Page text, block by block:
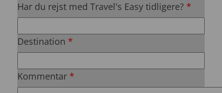
Har du rejst med Travel's Easy tidligere? *
Destination *
Kommentar *